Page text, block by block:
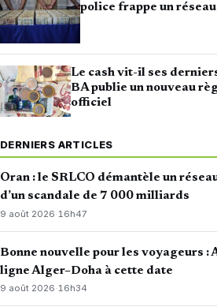
police frappe un
Le cash vit-il ses
BA publie un nouveau
officiel
DERNIERS ARTICLES
Oran : le SRLCO démantèle un
d’un scandale de 7 000 milliards
9 août 2026·16h47
Bonne nouvelle pour les voyageurs :
ligne Alger–Doha à cette date
9 août 2026·16h34